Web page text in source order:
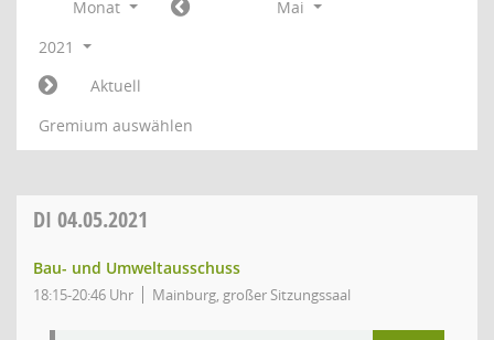
Monat
Mai
2021
Aktuell
Gremium auswählen
DI 04.05.2021
Bau- und Umweltausschuss
18:15-20:46 Uhr Mainburg, großer Sitzungssaal